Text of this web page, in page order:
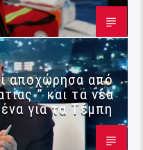
αποχώρησα από
” και τα νέα
για τα Τέμπη